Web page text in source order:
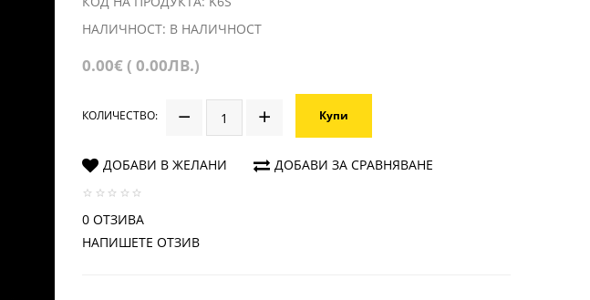
НАЛИЧНОСТ: В НАЛИЧНОСТ
0.00€ ( 0.00ЛВ.)
КОЛИЧЕСТВО: Купи
ДОБАВИ В ЖЕЛАНИ ДОБАВИ ЗА СРАВНЯВАНЕ
0 ОТЗИВА
НАПИШЕТЕ ОТЗИВ